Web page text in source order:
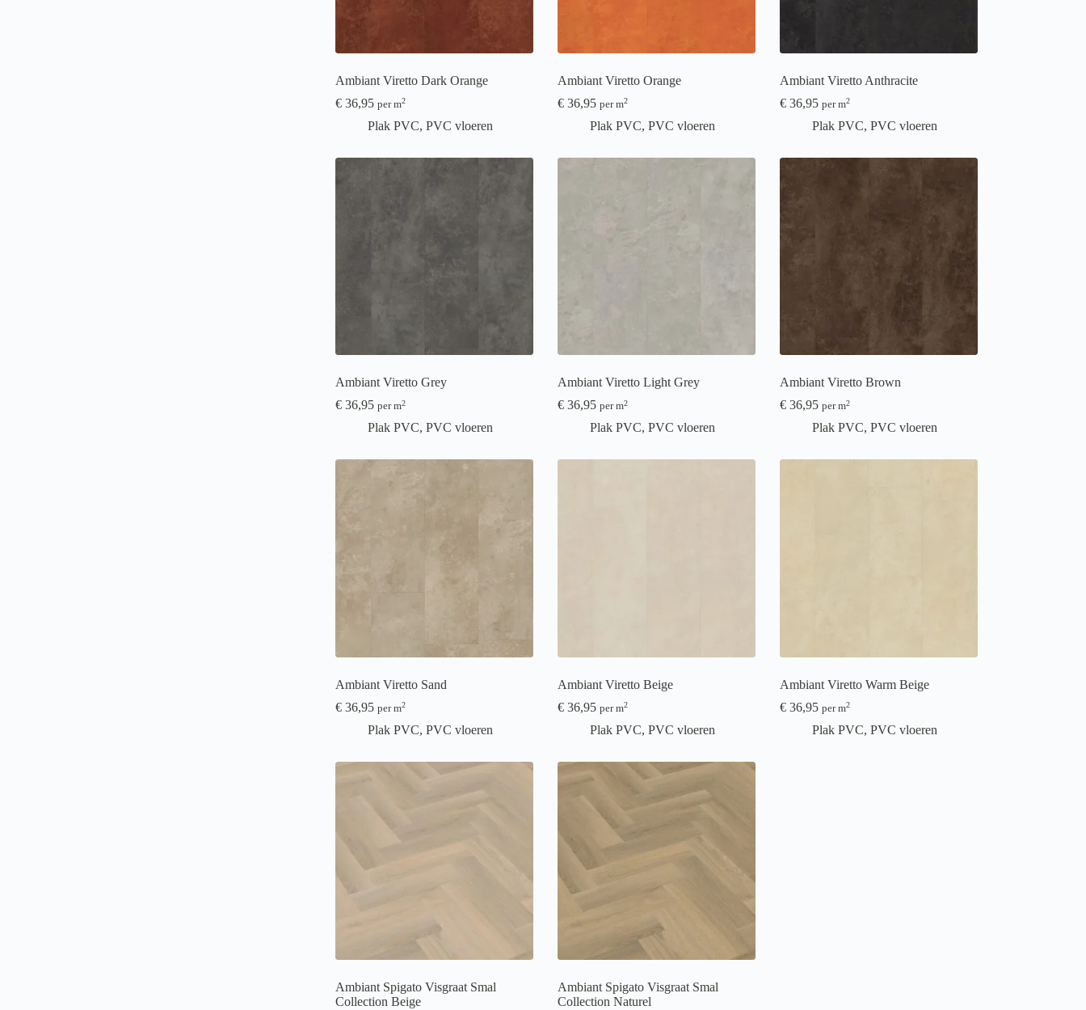
Ambiant Viretto Dark Orange
€36,95 per m2
Plak PVC, PVC vloeren
Ambiant Viretto Orange
€36,95 per m2
Plak PVC, PVC vloeren
Ambiant Viretto Anthracite
€36,95 per m2
Plak PVC, PVC vloeren
Ambiant Viretto Grey
€36,95 per m2
Plak PVC, PVC vloeren
Ambiant Viretto Light Grey
€36,95 per m2
Plak PVC, PVC vloeren
Ambiant Viretto Brown
€36,95 per m2
Plak PVC, PVC vloeren
Ambiant Viretto Sand
€36,95 per m2
Plak PVC, PVC vloeren
Ambiant Viretto Beige
€36,95 per m2
Plak PVC, PVC vloeren
Ambiant Viretto Warm Beige
€36,95 per m2
Plak PVC, PVC vloeren
Ambiant Spigato Visgraat Smal
Collection Beige
Ambiant Spigato Visgraat Smal
Collection Naturel